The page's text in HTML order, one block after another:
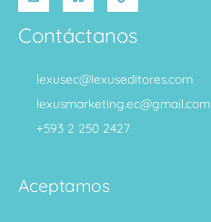
Contáctanos
lexusec@lexuseditores.com
lexusmarketing.ec@gmail.com
+593 2 250 2427
Aceptamos